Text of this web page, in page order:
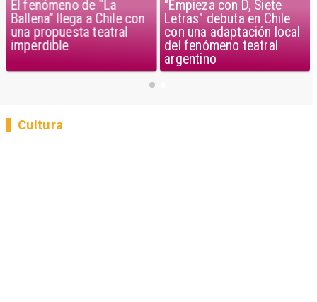
El fenómeno de “La
Ballena” llega a Chile con
una propuesta teatral
imperdible
"Empieza con D, Siete
Letras" debuta en Chile
con una adaptación local
del fenómeno teatral
argentino
Cultura